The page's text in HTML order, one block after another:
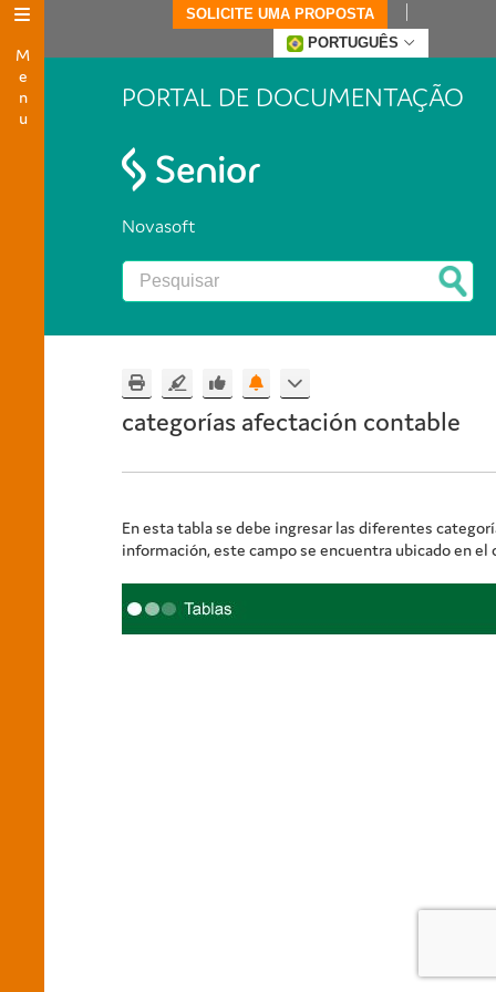
Menu
SOLICITE UMA PROPOSTA
PORTUGUÊS
PORTAL DE DOCUMENTAÇÃO
Novasoft
categorías afectación contable
En esta tabla se debe ingresar las diferentes
información, este campo se encuentra ubicado en